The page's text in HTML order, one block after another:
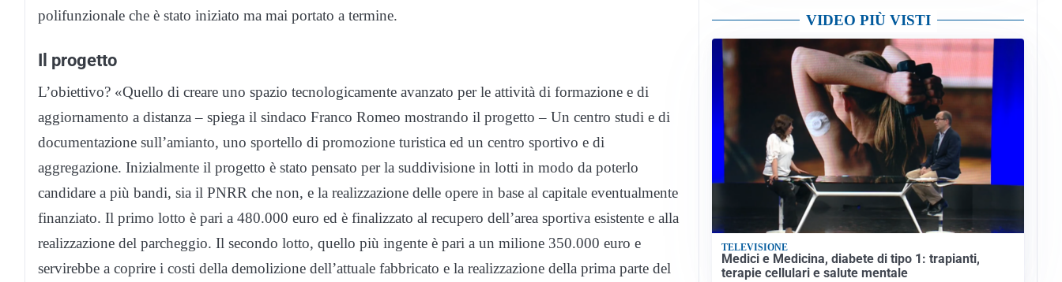
polifunzionale che è stato iniziato ma mai portato a termine.
Il progetto
L’obiettivo? «Quello di creare uno spazio tecnologicamente avanzato per le attività di formazione e di
aggiornamento a distanza – spiega il sindaco Franco Romeo mostrando il progetto – Un centro studi e di
documentazione sull’amianto, uno sportello di promozione turistica ed un centro sportivo e di
aggregazione. Inizialmente il progetto è stato pensato per la suddivisione in lotti in modo da poterlo
candidare a più bandi, sia il PNRR che non, e la realizzazione delle opere in base al capitale eventualmente
finanziato. Il primo lotto è pari a 480.000 euro ed è finalizzato al recupero dell’area sportiva esistente e alla
realizzazione del parcheggio. Il secondo lotto, quello più ingente è pari a un milione 350.000 euro e
servirebbe a coprire i costi della demolizione dell’attuale fabbricato e la realizzazione della prima parte del
VIDEO PIÙ VISTI
TELEVISIONE
Medici e Medicina, diabete di tipo 1: trapianti,
terapie cellulari e salute mentale